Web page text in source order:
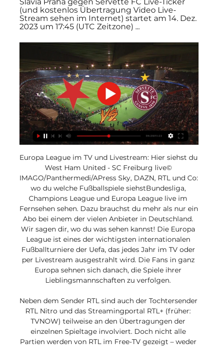
(und kostenlos Übertragung Video Live-
Stream sehen im Internet) startet am 14. Dez.
2023 um 17:45 (UTC Zeitzone) ...
Europa League im TV und Livestream: Hier siehst du
West Ham United - SC Freiburg live©
IMAGO/Panthermedi/APress Sky, DAZN, RTL und Co:
wo du welche Fußballspiele siehstBundesliga,
Champions League und Europa League live im
Fernsehen sehen. Dazu brauchst du mehr als nur ein
Abo bei einem der vielen Anbieter in Deutschland.
Wir sagen dir, wo du was sehen kannst! Die Europa
League ist eines der wichtigsten internationalen
Fußballturniere der Uefa, das jedes Jahr im TV oder
per Livestream ausgestrahlt wird. Die Fans in ganz
Europa sehnen sich danach, die Spiele ihrer
Lieblingsmannschaften zu verfolgen.
Neben dem Sender RTL sind auch der Tochtersender
RTL Nitro und das Streamingportal RTL+ (früher:
TVNOW) teilweise an den Übertragungen der
einzelnen Spieltage involviert. Doch nicht alle
Partien werden von RTL im Free-TV gezeigt – weder